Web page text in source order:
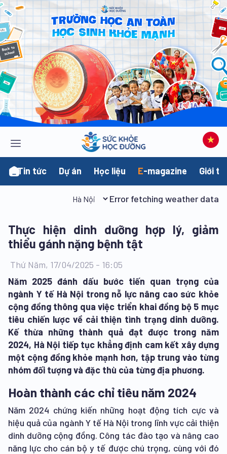
Tin tức Dự án Học liệu E-magazine Giới
Error fetching weather data
Thực hiện dinh dưỡng hợp lý, giảm
thiểu gánh nặng bệnh tật
Thứ Năm, 17/04/2025 - 16:05
Năm 2025 đánh dấu bước tiến quan trọng của
ngành Y tế Hà Nội trong nỗ lực nâng cao sức khỏe
cộng đồng thông qua việc triển khai đồng bộ 5 mục
tiêu chiến lược về cải thiện tình trạng dinh dưỡng.
Kế thừa những thành quả đạt được trong năm
2024, Hà Nội tiếp tục khẳng định cam kết xây dựng
một cộng đồng khỏe mạnh hơn, tập trung vào từng
nhóm đối tượng và đặc thù của từng địa phương.
Hoàn thành các chỉ tiêu năm 2024
Năm 2024 chứng kiến những hoạt động tích cực và
hiệu quả của ngành Y tế Hà Nội trong lĩnh vực cải thiện
dinh dưỡng cộng đồng. Công tác đào tạo và nâng cao
năng lực cho cán bộ y tế được chú trọng, cùng với đó